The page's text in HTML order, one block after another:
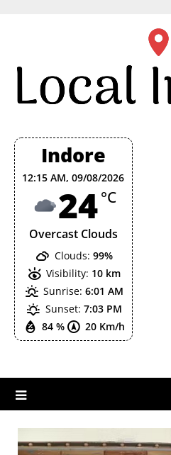
Indore
12:15 AM,09/08/2026
24°C
Overcast Clouds
84 % 20 Km/h
Clouds: 99%
Visibility: 10 km
Sunrise: 6:01 AM
Sunset: 7:03 PM